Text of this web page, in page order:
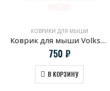
КОВРИКИ ДЛЯ МЫШИ
Коврик для мыши Volkswagen GTi
750 ₽
В КОРЗИНУ